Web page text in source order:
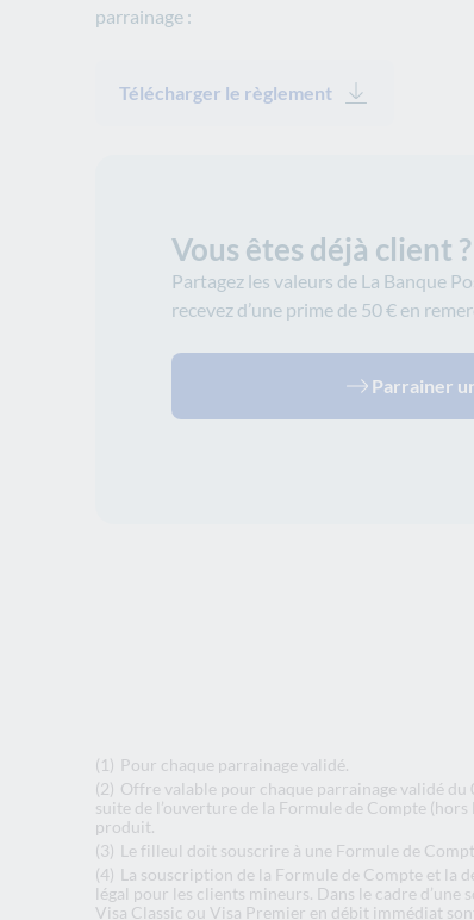
parrainage :
Télécharger le règlement
Vous êtes déjà client ?
Partagez les valeurs de La Banque
recevez d’une prime de 50 € en
Parrainer
(1) Pour chaque parrainage validé.
(2) Offre valable pour chaque parrainage validé
suite de l’ouverture de la Formule de Compte
produit.
(3) Le filleul doit souscrire à une Formule de
(4) La souscription de la Formule de Compte et la
légal pour les clients mineurs. Dans le cadre
Visa Classic ou Visa Premier en débit immédiat